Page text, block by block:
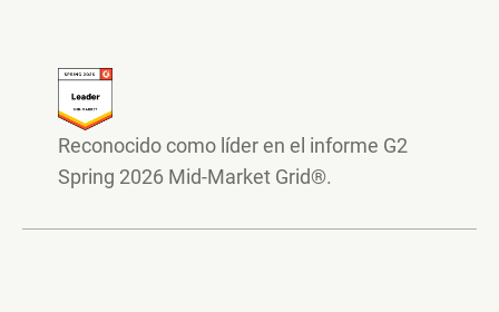
Reconocido como líder en el informe G2
Spring 2026 Mid-Market Grid®.